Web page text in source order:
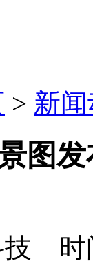
> 新
图
技 时